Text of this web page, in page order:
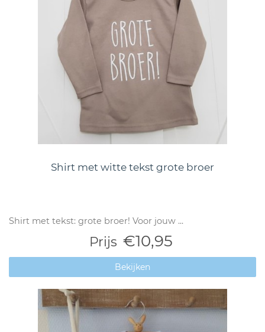
Shirt met witte tekst grote broer
Shirt met tekst: grote broer! Voor jouw ...
Prijs €10,95
Bekijken